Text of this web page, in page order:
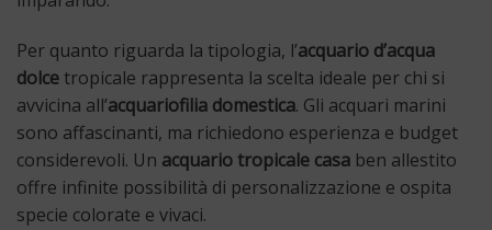
Per quanto riguarda la tipologia, l’acquario d’acqua
dolce tropicale rappresenta la scelta ideale per chi si
avvicina all’acquariofilia domestica. Gli acquari marini
sono affascinanti, ma richiedono esperienza e budget
considerevoli. Un acquario tropicale casa ben allestito
offre infinite possibilità di personalizzazione e ospita
specie colorate e vivaci.